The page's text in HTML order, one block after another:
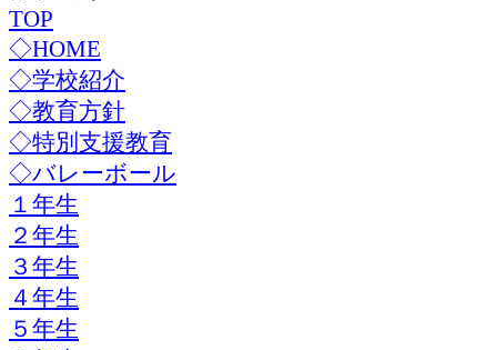
TOP
◇HOME
◇学校紹介
◇教育方針
◇特別支援教育
◇バレーボール
１年生
２年生
３年生
４年生
５年生